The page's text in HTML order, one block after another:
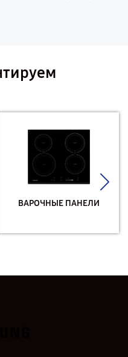
ВАРОЧНЫЕ ПАНЕЛИ